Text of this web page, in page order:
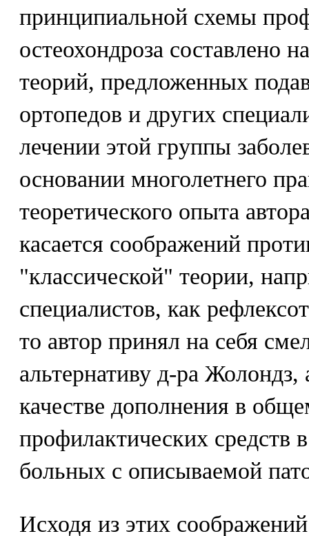
принципиальной схемы
остеохондроза составлено
теорий, предложенных
ортопедов и других
лечении этой группы
основании многолетнего
теоретического опыта
касается соображений
"классической" теории,
специалистов, как
то автор принял на себя
альтернативу д-ра Жолондз,
качестве дополнения в
профилактических средств
больных с описываемой
Исходя из этих